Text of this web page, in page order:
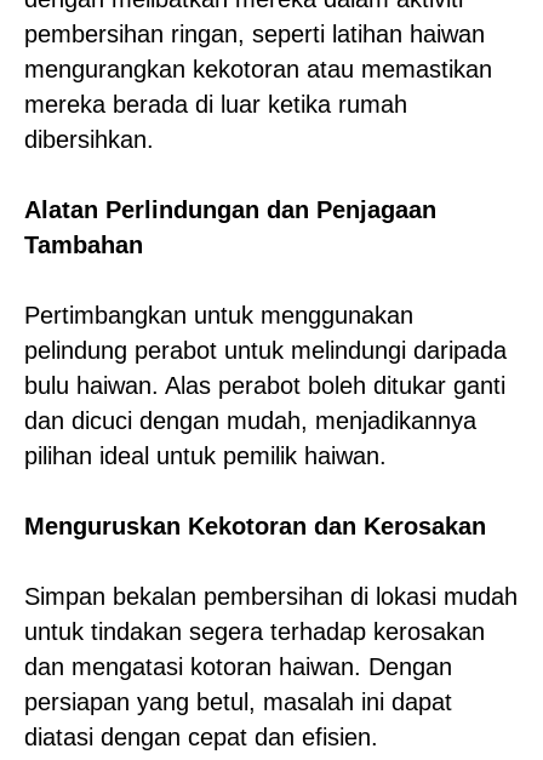
pembersihan ringan, seperti latihan haiwan
mengurangkan kekotoran atau memastikan
mereka berada di luar ketika rumah
dibersihkan.
Alatan Perlindungan dan Penjagaan
Tambahan
Pertimbangkan untuk menggunakan
pelindung perabot untuk melindungi daripada
bulu haiwan. Alas perabot boleh ditukar ganti
dan dicuci dengan mudah, menjadikannya
pilihan ideal untuk pemilik haiwan.
Menguruskan Kekotoran dan Kerosakan
Simpan bekalan pembersihan di lokasi mudah
untuk tindakan segera terhadap kerosakan
dan mengatasi kotoran haiwan. Dengan
persiapan yang betul, masalah ini dapat
diatasi dengan cepat dan efisien.